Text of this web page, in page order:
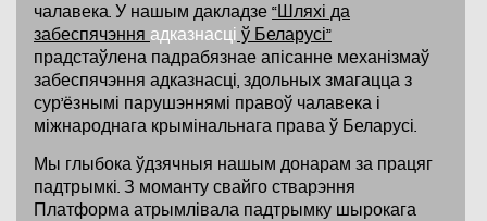
чалавека. У нашым дакладзе “Шляхі да
забеспячэння адказнасці ў Беларусі”
прадстаўлена падрабязнае апісанне механізмаў
забеспячэння адказнасці, здольных змагацца з
сур’ёзнымі парушэннямі правоў чалавека і
міжнароднага крымінальнага права ў Беларусі.
Мы глыбока ўдзячныя нашым донарам за працяг
падтрымкі. З моманту свайго стварэння
Платформа атрымлівала падтрымку шырокага